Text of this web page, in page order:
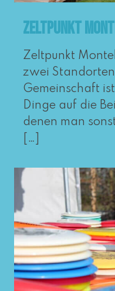
Zeltpunkt
Zeltpunkt
zwei
Gemeinschaft
Dinge auf die
denen man
[…]